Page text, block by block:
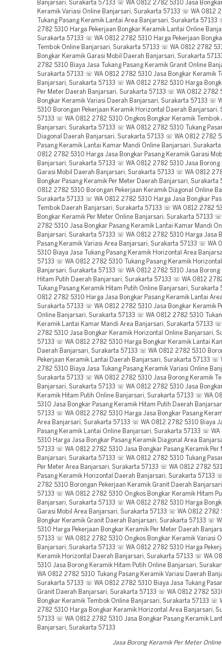
Banjarsari, Surakarta 57133 ☏ WA 0812 2782 5310 Jasa
Keramik Variasi Online Banjarsari, Surakarta 57133 ☏ WA 0812
Tukang Pasang Keramik Lantai Area Banjarsari, Surakarta
2782 5310 Harga Pekerjaan Bongkar Keramik Lantai Online
Surakarta 57133 ☏ WA 0812 2782 5310 Harga Pekerjaan
Tembok Online Banjarsari, Surakarta 57133 ☏ WA 0812 2782
Bongkar Keramik Garasi Mobil Daerah Banjarsari, Surakarta
2782 5310 Biaya Jasa Tukang Pasang Keramik Granit Online
Surakarta 57133 ☏ WA 0812 2782 5310 Jasa Bongkar Keramik
Banjarsari, Surakarta 57133 ☏ WA 0812 2782 5310 Harga
Per Meter Daerah Banjarsari, Surakarta 57133 ☏ WA 0812 2782
Bongkar Keramik Variasi Daerah Banjarsari, Surakarta 57133 ☏
5310 Borongan Pekerjaan Keramik Horizontal Daerah Banjarsari,
57133 ☏ WA 0812 2782 5310 Ongkos Bongkar Keramik Tembok
Banjarsari, Surakarta 57133 ☏ WA 0812 2782 5310 Tukang
Diagonal Daerah Banjarsari, Surakarta 57133 ☏ WA 0812 2782
Pasang Keramik Lantai Kamar Mandi Online Banjarsari,
0812 2782 5310 Harga Jasa Bongkar Pasang Keramik Garasi
Banjarsari, Surakarta 57133 ☏ WA 0812 2782 5310 Jasa Borong
Garasi Mobil Daerah Banjarsari, Surakarta 57133 ☏ WA 0812
Bongkar Pasang Keramik Per Meter Daerah Banjarsari,
0812 2782 5310 Borongan Pekerjaan Keramik Diagonal Online
Surakarta 57133 ☏ WA 0812 2782 5310 Harga Jasa Bongkar
Tembok Daerah Banjarsari, Surakarta 57133 ☏ WA 0812 2782
Bongkar Keramik Per Meter Online Banjarsari, Surakarta 57133
2782 5310 Jasa Bongkar Pasang Keramik Lantai Kamar Mandi
Banjarsari, Surakarta 57133 ☏ WA 0812 2782 5310 Harga Jasa
Pasang Keramik Variasi Area Banjarsari, Surakarta 57133 ☏ WA
5310 Biaya Jasa Tukang Pasang Keramik Horizontal Area
57133 ☏ WA 0812 2782 5310 Tukang Pasang Keramik
Banjarsari, Surakarta 57133 ☏ WA 0812 2782 5310 Jasa Borong
Hitam Putih Daerah Banjarsari, Surakarta 57133 ☏ WA 0812
Tukang Pasang Keramik Hitam Putih Online Banjarsari,
0812 2782 5310 Harga Jasa Bongkar Pasang Keramik Lantai
Surakarta 57133 ☏ WA 0812 2782 5310 Jasa Bongkar Keramik
Online Banjarsari, Surakarta 57133 ☏ WA 0812 2782 5310
Keramik Lantai Kamar Mandi Area Banjarsari, Surakarta 57133
2782 5310 Jasa Bongkar Keramik Horizontal Online Banjarsari,
57133 ☏ WA 0812 2782 5310 Harga Bongkar Keramik Lantai
Daerah Banjarsari, Surakarta 57133 ☏ WA 0812 2782 5310
Pekerjaan Keramik Lantai Daerah Banjarsari, Surakarta 57133 ☏
2782 5310 Biaya Jasa Tukang Pasang Keramik Variasi Online
Surakarta 57133 ☏ WA 0812 2782 5310 Jasa Borong Keramik
Banjarsari, Surakarta 57133 ☏ WA 0812 2782 5310 Jasa
Keramik Hitam Putih Online Banjarsari, Surakarta 57133 ☏ WA
5310 Jasa Bongkar Pasang Keramik Hitam Putih Daerah
57133 ☏ WA 0812 2782 5310 Harga Jasa Bongkar Pasang
Area Banjarsari, Surakarta 57133 ☏ WA 0812 2782 5310 Biaya
Pasang Keramik Lantai Online Banjarsari, Surakarta 57133 ☏
5310 Harga Jasa Bongkar Pasang Keramik Diagonal Area
57133 ☏ WA 0812 2782 5310 Jasa Bongkar Pasang Keramik Per
Banjarsari, Surakarta 57133 ☏ WA 0812 2782 5310 Tukang
Per Meter Area Banjarsari, Surakarta 57133 ☏ WA 0812 2782
Pasang Keramik Horizontal Daerah Banjarsari, Surakarta 57133
2782 5310 Borongan Pekerjaan Keramik Granit Daerah
57133 ☏ WA 0812 2782 5310 Ongkos Bongkar Keramik Hitam
Banjarsari, Surakarta 57133 ☏ WA 0812 2782 5310 Harga
Garasi Mobil Area Banjarsari, Surakarta 57133 ☏ WA 0812 2782
Bongkar Keramik Granit Daerah Banjarsari, Surakarta 57133 ☏
5310 Harga Pekerjaan Bongkar Keramik Per Meter Daerah
57133 ☏ WA 0812 2782 5310 Ongkos Bongkar Keramik Variasi
Banjarsari, Surakarta 57133 ☏ WA 0812 2782 5310 Harga
Keramik Horizontal Daerah Banjarsari, Surakarta 57133 ☏ WA
5310 Jasa Borong Keramik Hitam Putih Online Banjarsari,
WA 0812 2782 5310 Tukang Pasang Keramik Variasi Daerah
Surakarta 57133 ☏ WA 0812 2782 5310 Biaya Jasa Tukang
Granit Daerah Banjarsari, Surakarta 57133 ☏ WA 0812 2782
Bongkar Keramik Tembok Online Banjarsari, Surakarta 57133 ☏
2782 5310 Harga Bongkar Keramik Horizontal Area Banjarsari,
57133 ☏ WA 0812 2782 5310 Jasa Bongkar Pasang Keramik
Banjarsari, Surakarta 57133
Jasa Borong Keramik Per Meter